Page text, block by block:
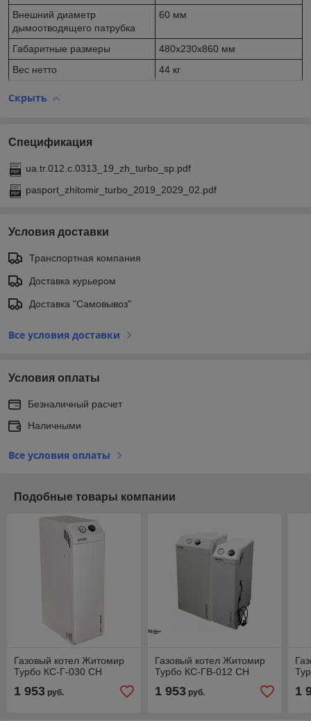
Внешний диаметр
дымоотводящего патрубка
60 мм
Габаритные размеры
480х230х860 мм
Вес нетто
44 кг
Скрыть
Спецификация
ua.tr.012.c.0313_19_zh_turbo_sp.pdf
pasport_zhitomir_turbo_2019_2029_02.pdf
Условия доставки
Транспортная компания
Доставка курьером
Доставка "Самовывоз"
Все условия доставки
Условия оплаты
Безналичный расчет
Наличными
Все условия оплаты
Подобные товары компании
Газовый котел Житомир
Турбо КС-Г-030 СН
1 953 руб.
Газовый котел Житомир
Турбо КС-ГВ-012 СН
1 953руб. 1